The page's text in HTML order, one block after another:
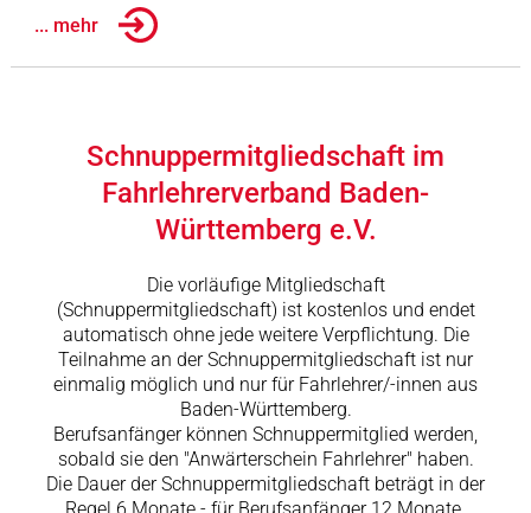
... mehr
Schnuppermitgliedschaft im
Fahrlehrerverband Baden-
Württemberg e.V.
Die vorläufige Mitgliedschaft
(Schnuppermitgliedschaft) ist kostenlos und endet
automatisch ohne jede weitere Verpflichtung. Die
Teilnahme an der Schnuppermitgliedschaft ist nur
einmalig möglich und nur für Fahrlehrer/-innen aus
Baden-Württemberg.
Berufsanfänger können Schnuppermitglied werden,
sobald sie den "Anwärterschein Fahrlehrer" haben.
Die Dauer der Schnuppermitgliedschaft beträgt in der